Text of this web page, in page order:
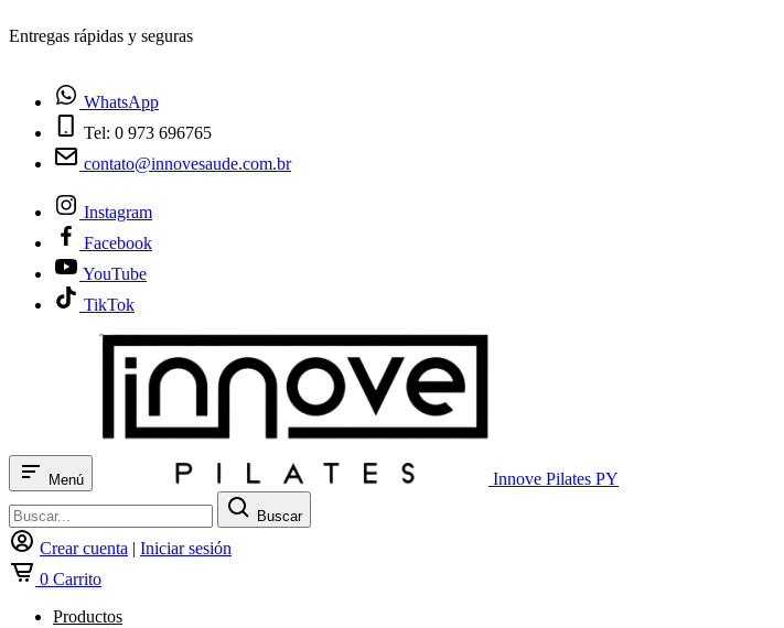
¿Tienes dudas? Habla con nosotros
WhatsApp
Tel: 0 973 696765
contato@innovesaude.com.br
Instagram
Facebook
YouTube
TikTok
Menú Innove Pilates PY
Buscar
Crear cuenta | Iniciar sesión
0 Carrito
Productos